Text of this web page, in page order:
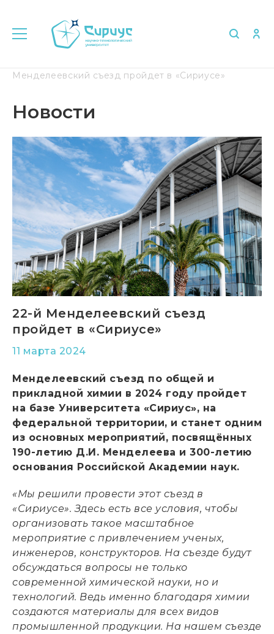
Менделеевский съезд пройдет в «Сириусе»
Новости
22-й Менделеевский съезд
пройдет в «Сириусе»
11 марта 2024
Менделеевский съезд по общей и
прикладной химии в 2024 году пройдет
на базе Университета «Сириус», на
федеральной территории, и станет одним
из основных мероприятий, посвящённых
190-летию Д.И. Менделеева и 300-летию
основания Российской Академии наук.
«Мы решили провести этот съезд в
«Сириусе». Здесь есть все условия, чтобы
организовать такое масштабное
мероприятие с привлечением ученых,
инженеров, конструкторов. На съезде будут
обсуждаться вопросы не только
современной химической науки, но и
технологий. Ведь именно благодаря химии
создаются материалы для всех видов
промышленной продукции. На нашем съезде